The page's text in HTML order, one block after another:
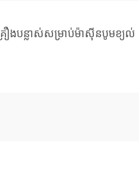
ឿងបន្លាស់សម្រាប់ម៉ាស៊ីនបូមខ្យល់